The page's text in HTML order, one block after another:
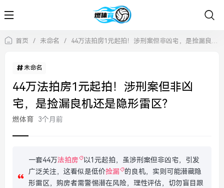
首页 / 未命名 / 44万法拍房1元起拍！涉刑案但非凶宅，是捡漏良机还是隐形雷区？
未命名
44万法拍房1元起拍！涉刑案但非凶
宅，是捡漏良机还是隐形雷区？
燃体育 3个月前
一套44万法拍房
以1元起拍，虽涉刑案但非凶宅，引发
广泛关注，这看似是低价捡漏
的良机，实则可能潜藏隐
形雷区，购房者需警惕潜在风险，理性评估，切勿盲目跟